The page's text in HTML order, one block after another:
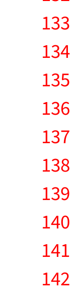
133
134
135
136
137
138
139
140
141
142